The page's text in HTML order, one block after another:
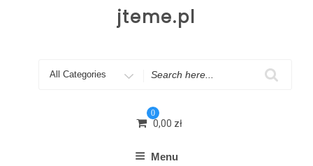
jteme.pl
Search
0
0,00 zł
Menu